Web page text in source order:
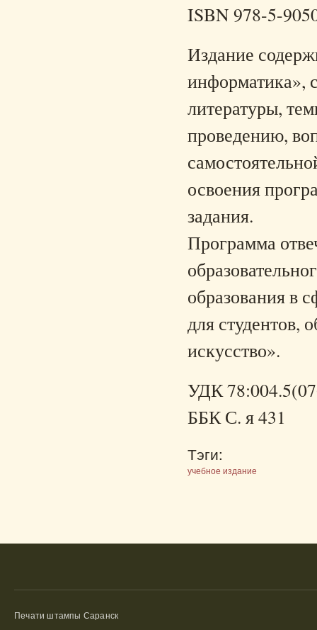
ISBN 978-5-
Издание
информатика»,
литературы,
проведению,
освоения
задания.
Программа
образования в
для
искусство».
УДК
ББК С. я 431
Тэги:
учебное издание
Печати штампы Саранск